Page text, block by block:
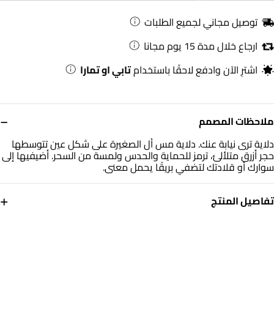
ملاحظات المصمم −
دلاية ترى نيابة عنك. دلاية مس أل الصغيرة على شكل عين تتوسطها
حجر أزرق متلألئ، ترمز للحماية والحدس ولمسة من السحر. أضيفيها إلى
سوارك أو قلادتك لتضفي بريقًا يحمل معنى.
تفاصيل المنتج
+
توصيل مجاني لجميع الطلبات
ارجاع خلال مدة 15 يوم مجانا
اشترِ الآن وادفع لاحقًا باستخدامتابي او تمارا